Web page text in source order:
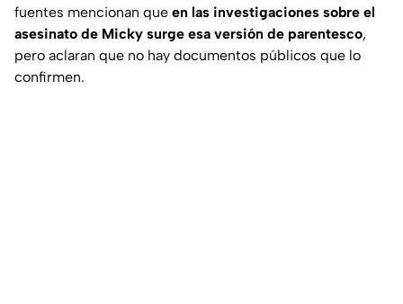
fuentes mencionan que en las investigaciones sobre el
asesinato de Micky surge esa versión de parentesco,
pero aclaran que no hay documentos públicos que lo
confirmen.